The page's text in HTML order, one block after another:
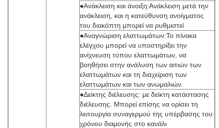
●Ανάκλειση και άνοιξη:Ανάκλειση μετά την
ανάκλειση, και η κατεύθυνση ανοίγματος
του διακόπτη μπορεί να ρυθμιστεί
●Αναγνώριση ελαττωμάτων:Το πίνακα
ελέγχου μπορεί να υποστηρίξει την
ανίχνευση τύπου ελαττωμάτων, να
βοηθήσει στην ανάλυση των αιτιών των
ελαττωμάτων και τη διαχείριση των
ελαττωμάτων και των ανωμαλιών.
●Δείκτης διέλευσης: με δείκτη κατάστασης
διέλευσης. Μπορεί επίσης να ορίσει τη
λειτουργία συναγερμού της υπέρβασης του
χρόνου διαμονής στο κανάλι